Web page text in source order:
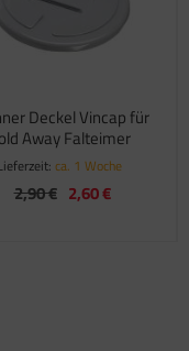
Deckel Vincap für
Away Falteimer
ca. 1 Woche
2,90 € 2,60 €